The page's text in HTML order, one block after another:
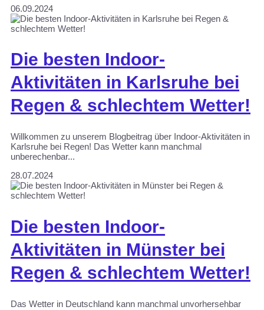
06.09.2024
Die besten Indoor-
Aktivitäten in Karlsruhe bei
Regen & schlechtem Wetter!
Willkommen zu unserem Blogbeitrag über Indoor-Aktivitäten in
Karlsruhe bei Regen! Das Wetter kann manchmal
unberechenbar...
28.07.2024
Die besten Indoor-
Aktivitäten in Münster bei
Regen & schlechtem Wetter!
Das Wetter in Deutschland kann manchmal unvorhersehbar